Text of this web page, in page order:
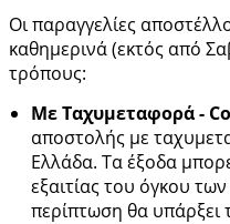
Οι παραγγελίες
καθημερινά (εκτός από
τρόπους:
Με Ταχυμεταφορά - C
αποστολής με
Ελλάδα. Τα έξοδα
εξαιτίας του όγκου
περίπτωση θα